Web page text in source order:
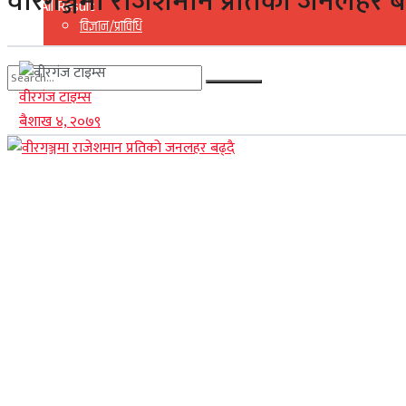
विज्ञान/प्राविधि
No Result
View All Result
View All Result
वीरगंज टाइम्स
बैशाख ४, २०७९